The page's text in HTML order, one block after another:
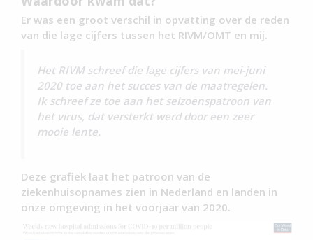
Er was een groot verschil in opvatting over de reden
van die lage cijfers tussen het RIVM/OMT en mij.
Het RIVM schreef die lage cijfers van mei-juni
2020 toe aan het succes van de maatregelen.
Ik schreef ze toe aan het seizoenspatroon van
het virus, dat versterkt werd door een zeer
mooie lente.
Deze grafiek laat het patroon van de
ziekenhuisopnames zien in Nederland en landen in
onze omgeving in het voorjaar van 2020.